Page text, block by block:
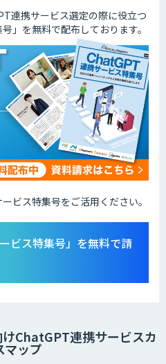
連携サービス選定の際に役立つ
」を無料で配布しております。
ビス特集号をご活用ください。
ビス特集号」を無料で請
けChatGPT連携サービスカ
マップ